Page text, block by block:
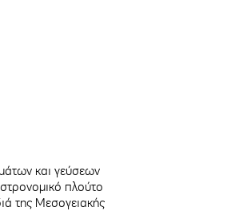
και γεύσεων
πλούτο
της Μεσογειακής